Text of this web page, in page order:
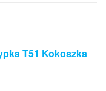
T51 Kokoszka